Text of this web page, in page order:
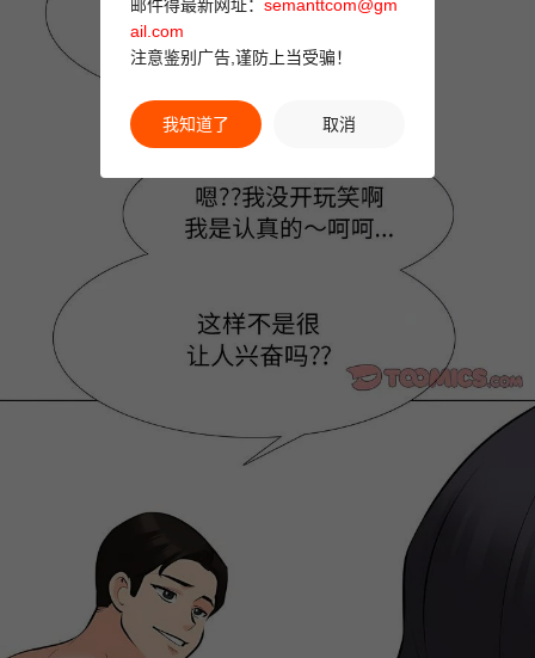
邮件得最新网址： semanttcom@gm
ail.com
注意鉴别广告,谨防上当受骗！
我知道了 取消